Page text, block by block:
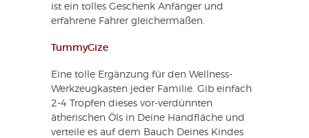
ist ein tolles Geschenk Anfänger und
erfahrene Fahrer gleichermaßen.
TummyGize
Eine tolle Ergänzung für den Wellness-
Werkzeugkasten jeder Familie. Gib einfach
2-4 Tropfen dieses vor-verdünnten
ätherischen Öls in Deine Handfläche und
verteile es auf dem Bauch Deines Kindes